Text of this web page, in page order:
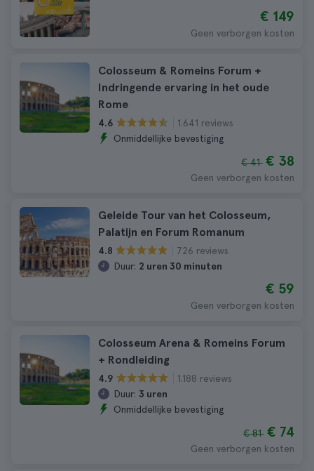
€ 149
Geen verborgen kosten
Colosseum & Romeins Forum +
Indringende ervaring in het oude
Rome
4.6
1.641 reviews
Onmiddellijke bevestiging
€ 41 € 38
Geen verborgen kosten
Geleide Tour van het Colosseum,
Palatijn en Forum Romanum
4.8
726 reviews
Duur: 2 uren 30 minuten
€ 59
Geen verborgen kosten
Colosseum Arena & Romeins Forum
+ Rondleiding
4.9
1.188 reviews
Duur: 3 uren
Onmiddellijke bevestiging
€ 81 € 74
Geen verborgen kosten